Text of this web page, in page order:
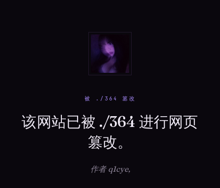
被 ./364 篡改
该网站已被 ./364 进行网页
篡改。
作者 q1cye,